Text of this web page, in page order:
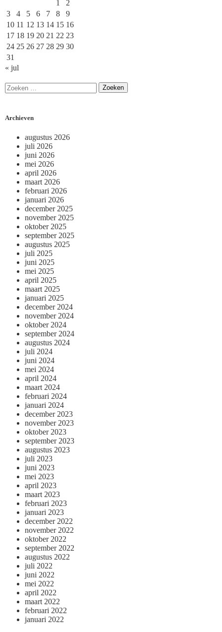
1
2
3
4 5 6 7 8
9
10 11 12 13 14 15 16
17 18 19 20 21 22 23
24 25 26 27 28 29 30
31
« jul
Archieven
augustus 2026
juli 2026
juni 2026
mei 2026
april 2026
maart 2026
februari 2026
januari 2026
december 2025
november 2025
oktober 2025
september 2025
augustus 2025
juli 2025
juni 2025
mei 2025
april 2025
maart 2025
januari 2025
december 2024
november 2024
oktober 2024
september 2024
augustus 2024
juli 2024
juni 2024
mei 2024
april 2024
maart 2024
februari 2024
januari 2024
december 2023
november 2023
oktober 2023
september 2023
augustus 2023
juli 2023
juni 2023
mei 2023
april 2023
maart 2023
februari 2023
januari 2023
december 2022
november 2022
oktober 2022
september 2022
augustus 2022
juli 2022
juni 2022
mei 2022
april 2022
maart 2022
februari 2022
januari 2022